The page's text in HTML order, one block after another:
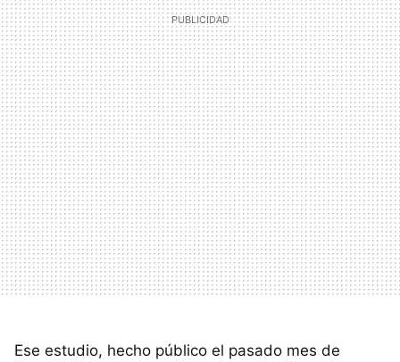
Ese estudio, hecho público el pasado mes de